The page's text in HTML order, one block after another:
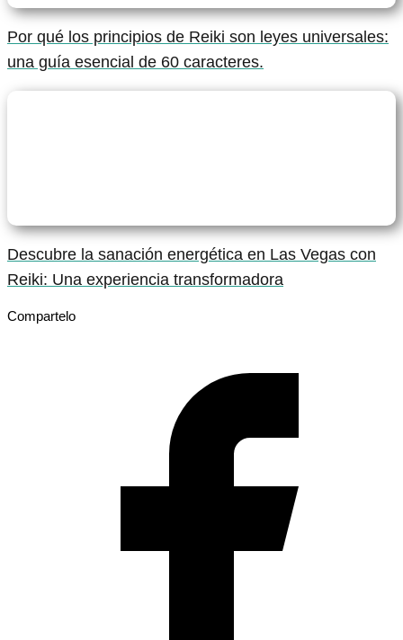
Por qué los principios de Reiki son leyes universales:
una guía esencial de 60 caracteres.
Descubre la sanación energética en Las Vegas con
Reiki: Una experiencia transformadora
Compartelo